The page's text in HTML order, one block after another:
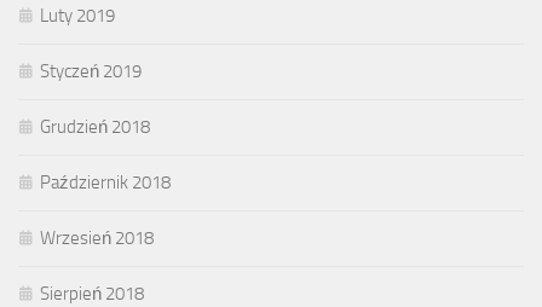
Luty 2019
Styczeń 2019
Grudzień 2018
Październik 2018
Wrzesień 2018
Sierpień 2018